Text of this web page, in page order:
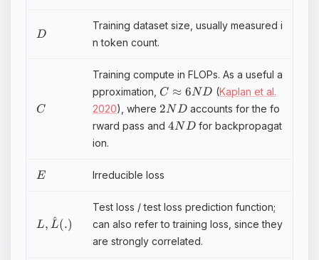
D
Training dataset size, usually measured i
n token count.
C
Training compute in FLOPs. As a useful a
pproximation, C ≈ 6ND (Kaplan et al.
2020), where 2ND accounts for the fo
rward pass and 4ND for backpropagat
ion.
E Irreducible loss
L, L
^(.)
Test loss / test loss prediction function;
can also refer to training loss, since they
are strongly correlated.